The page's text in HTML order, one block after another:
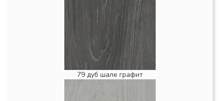
79 дуб шале графит